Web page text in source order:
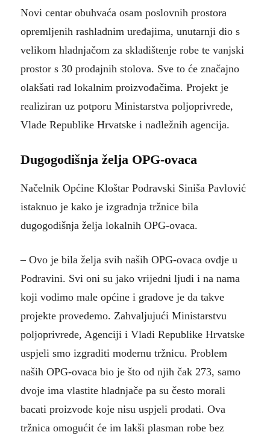
Novi centar obuhvaća osam poslovnih prostora
opremljenih rashladnim uređajima, unutarnji dio s
velikom hladnjačom za skladištenje robe te vanjski
prostor s 30 prodajnih stolova. Sve to će značajno
olakšati rad lokalnim proizvođačima. Projekt je
realiziran uz potporu Ministarstva poljoprivrede,
Vlade Republike Hrvatske i nadležnih agencija.
Dugogodišnja želja OPG-ovaca
Načelnik Općine Kloštar Podravski Siniša Pavlović
istaknuo je kako je izgradnja tržnice bila
dugogodišnja želja lokalnih OPG-ovaca.
– Ovo je bila želja svih naših OPG-ovaca ovdje u
Podravini. Svi oni su jako vrijedni ljudi i na nama
koji vodimo male općine i gradove je da takve
projekte provedemo. Zahvaljujući Ministarstvu
poljoprivrede, Agenciji i Vladi Republike Hrvatske
uspjeli smo izgraditi modernu tržnicu. Problem
naših OPG-ovaca bio je što od njih čak 273, samo
dvoje ima vlastite hladnjače pa su često morali
bacati proizvode koje nisu uspjeli prodati. Ova
tržnica omogućit će im lakši plasman robe bez